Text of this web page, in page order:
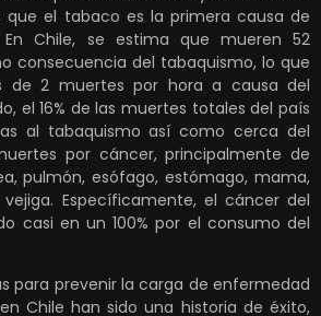
que el tabaco es la primera causa de
En Chile, se estima que mueren 52
consecuencia del tabaquismo, lo que
de 2 muertes por hora a causa del
el 16% de las muertes totales del país
al tabaquismo así como cerca del
por cáncer, principalmente de
pulmón, esófago, estómago, mama,
Específicamente, el cáncer del
casi en un 100% por el consumo del
para prevenir la carga de enfermedad
Chile han sido una historia de éxito,